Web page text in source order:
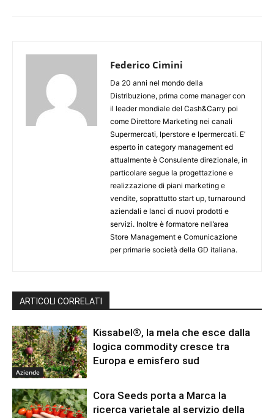
Federico Cimini
Da 20 anni nel mondo della
Distribuzione, prima come manager con
il leader mondiale del Cash&Carry poi
come Direttore Marketing nei canali
Supermercati, Iperstore e Ipermercati. E’
esperto in category management ed
attualmente è Consulente direzionale, in
particolare segue la progettazione e
realizzazione di piani marketing e
vendite, soprattutto start up, turnaround
aziendali e lanci di nuovi prodotti e
servizi. Inoltre è formatore nell’area
Store Management e Comunicazione
per primarie società della GD italiana.
ARTICOLI CORRELATI
Aziende
Kissabel®, la mela che esce dalla
logica commodity cresce tra
Europa e emisfero sud
Cora Seeds porta a Marca la
ricerca varietale al servizio della